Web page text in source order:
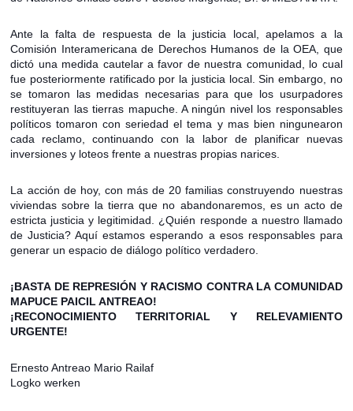
Ante la falta de respuesta de la justicia local, apelamos a la
Comisión Interamericana de Derechos Humanos de la OEA, que
dictó una medida cautelar a favor de nuestra comunidad, lo cual
fue posteriormente ratificado por la justicia local. Sin embargo, no
se tomaron las medidas necesarias para que los usurpadores
restituyeran las tierras mapuche. A ningún nivel los responsables
políticos tomaron con seriedad el tema y mas bien ningunearon
cada reclamo, continuando con la labor de planificar nuevas
inversiones y loteos frente a nuestras propias narices.
La acción de hoy, con más de 20 familias construyendo nuestras
viviendas sobre la tierra que no abandonaremos, es un acto de
estricta justicia y legitimidad. ¿Quién responde a nuestro llamado
de Justicia? Aquí estamos esperando a esos responsables para
generar un espacio de diálogo político verdadero.
¡BASTA DE REPRESIÓN Y RACISMO CONTRA LA COMUNIDAD
MAPUCE PAICIL ANTREAO!
¡RECONOCIMIENTO TERRITORIAL Y RELEVAMIENTO
URGENTE!
Ernesto Antreao Mario Railaf
Logko werken